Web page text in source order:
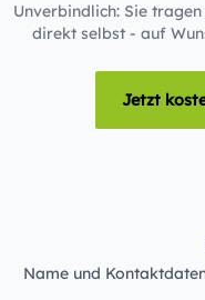
Unverbindlich: Sie
direkt selbst - auf
Jetzt
Name und